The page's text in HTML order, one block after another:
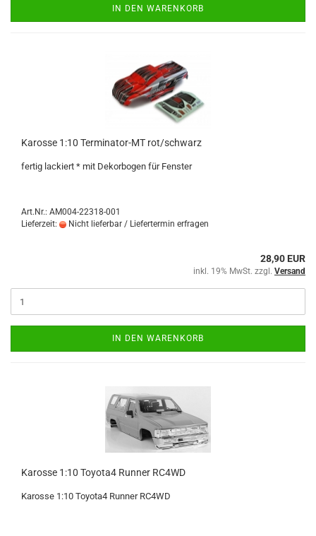
IN DEN WARENKORB
Karosse 1:10 Terminator-MT rot/schwarz
fertig lackiert * mit Dekorbogen für Fenster
Art.Nr.: AM004-22318-001
Lieferzeit:
Nicht lieferbar / Liefertermin erfragen
28,90 EUR
inkl. 19% MwSt. zzgl. Versand
IN DEN WARENKORB
Karosse 1:10 Toyota4 Runner RC4WD
Karosse 1:10 Toyota4 Runner RC4WD